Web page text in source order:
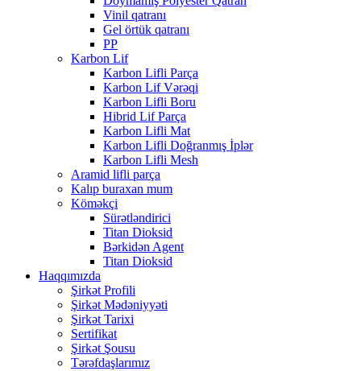
Vinil qatranı
Gel örtük qatranı
PP
Karbon Lif
Karbon Lifli Parça
Karbon Lif Vərəqi
Karbon Lifli Boru
Hibrid Lif Parça
Karbon Lifli Mat
Karbon Lifli Doğranmış İplər
Karbon Lifli Mesh
Aramid lifli parça
Kalıp buraxan mum
Köməkçi
Sürətləndirici
Titan Dioksid
Bərkidən Agent
Titan Dioksid
Haqqımızda
Şirkət Profili
Şirkət Mədəniyyəti
Şirkət Tarixi
Sertifikat
Şirkət Şousu
Tərəfdaşlarımız